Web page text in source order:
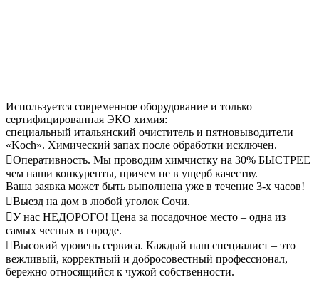
Используется современное оборудование и только
сертифицированная ЭКО химия:
специальный итальянский очиститель и пятновыводители
«Koch». Химический запах после обработки исключен.
Оперативность. Мы проводим химчистку на 30% БЫСТРЕЕ
чем наши конкуренты, причем не в ущерб качеству.
Ваша заявка может быть выполнена уже в течение 3-х часов!
Выезд на дом в любой уголок Сочи.
У нас НЕДОРОГО! Цена за посадочное место – одна из
самых чесных в городе.
Высокий уровень сервиса. Каждый наш специалист – это
вежливый, корректный и добросовестный профессионал,
бережно относящийся к чужой собственности.